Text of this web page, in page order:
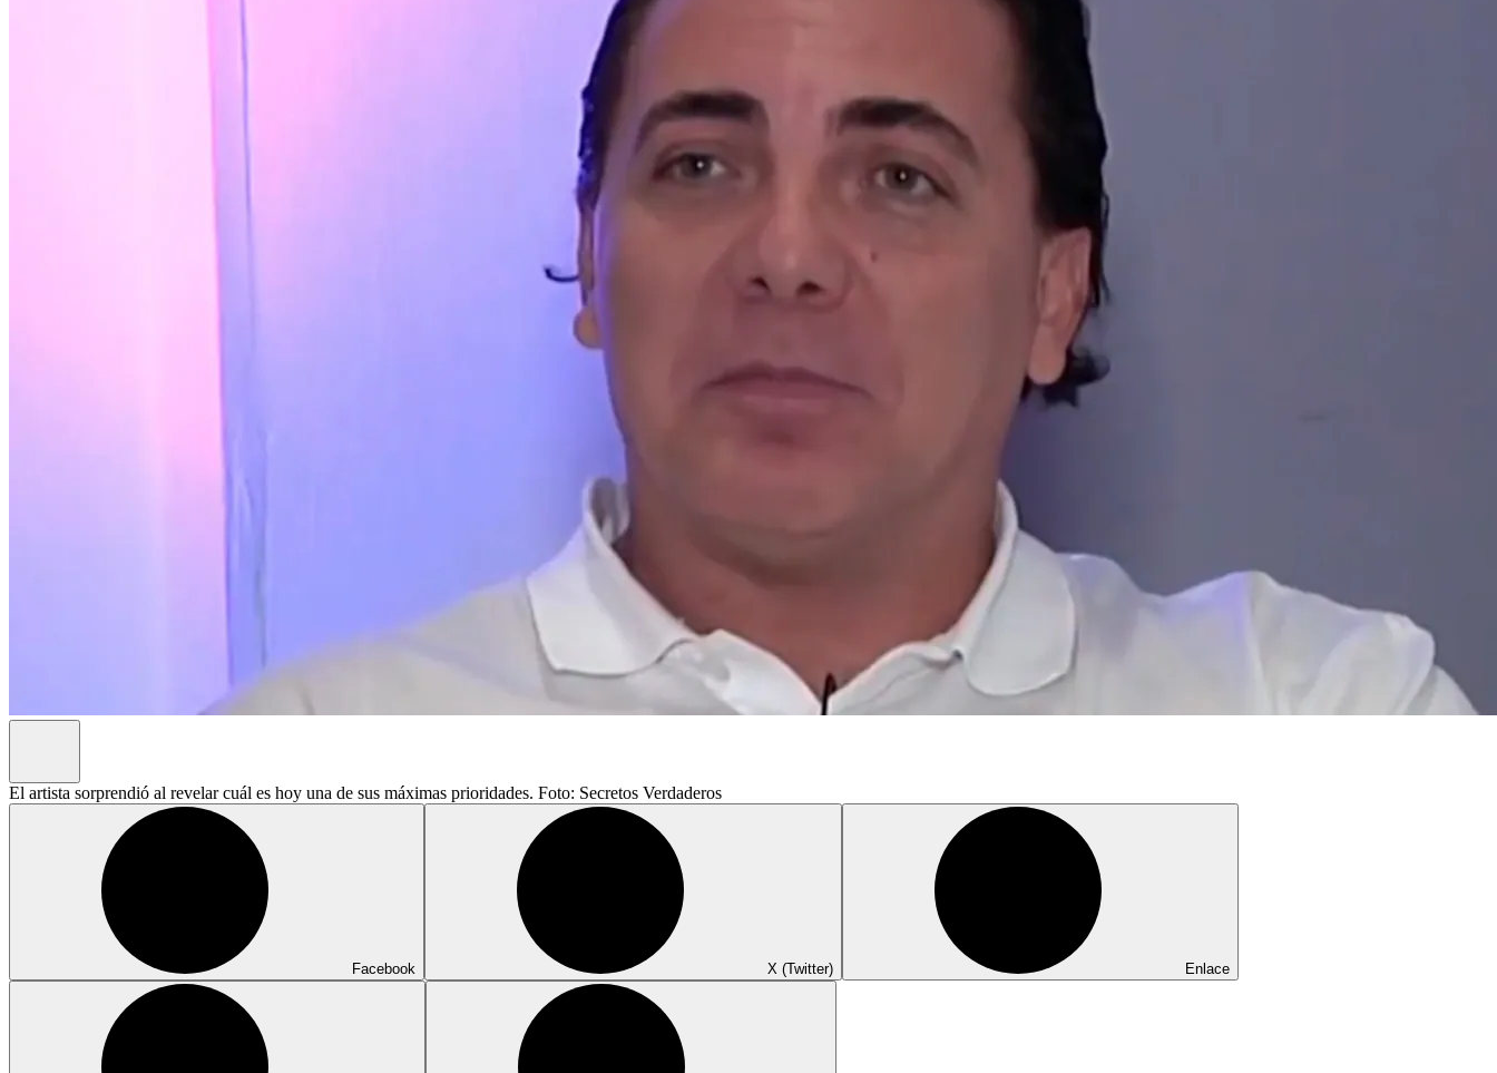
El artista sorprendió al revelar cuál es hoy una de sus máximas prioridades. Foto: Secretos Verdaderos
Facebook X (Twitter) Enlace